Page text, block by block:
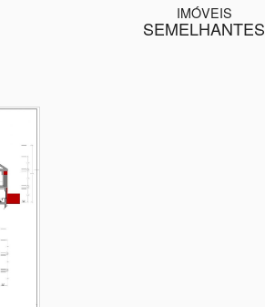
IMÓVEIS
SEMELHANTES